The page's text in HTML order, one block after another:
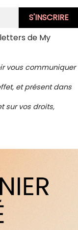
de My
vous communiquer
et présent dans
sur vos droits,